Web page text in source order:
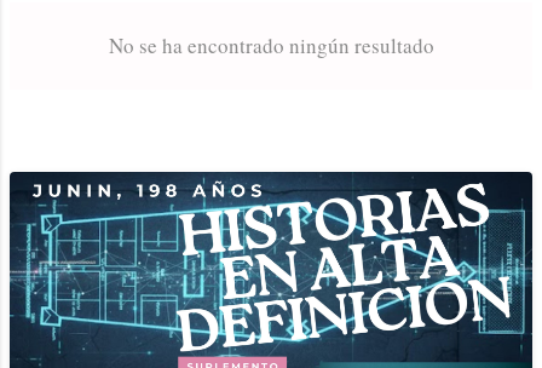
No se ha encontrado ningún resultado